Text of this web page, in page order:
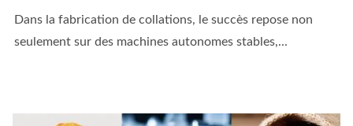
Dans la fabrication de collations, le succès repose non
seulement sur des machines autonomes stables,...